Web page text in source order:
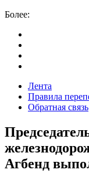
Более:
Лента
Правила
Обратная связь
Агбенд